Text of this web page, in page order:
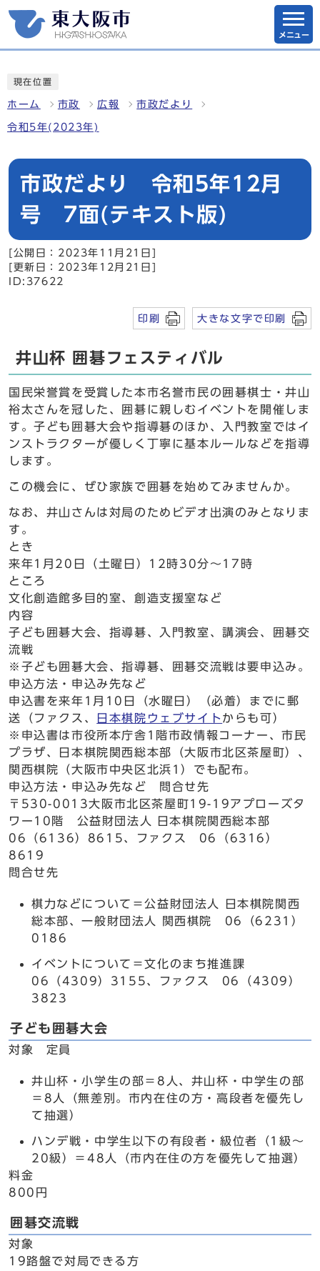
メニュー
現在位置
ホーム 市政 広報 市政だより
令和5年(2023年)
市政だより 令和5年12月
号 7面(テキスト版)
[公開日：2023年11月21日]
[更新日：2023年12月21日]
ID:37622
印刷 大きな文字で印刷
井山杯 囲碁フェスティバル
国民栄誉賞を受賞した本市名誉市民の囲碁棋士・井山
裕太さんを冠した、囲碁に親しむイベントを開催しま
す。子ども囲碁大会や指導碁のほか、入門教室ではイ
ンストラクターが優しく丁寧に基本ルールなどを指導
します。
この機会に、ぜひ家族で囲碁を始めてみませんか。
なお、井山さんは対局のためビデオ出演のみとなりま
す。
とき
来年1月20日（土曜日）12時30分～17時
ところ
文化創造館多目的室、創造支援室など
内容
子ども囲碁大会、指導碁、入門教室、講演会、囲碁交
流戦
※子ども囲碁大会、指導碁、囲碁交流戦は要申込み。
申込方法・申込み先など
申込書を来年1月10日（水曜日）（必着）までに郵
送（ファクス、
日本棋院ウェブサイト からも可）
※申込書は市役所本庁舎1階市政情報コーナー、市民
プラザ、日本棋院関西総本部（大阪市北区茶屋町）、
関西棋院（大阪市中央区北浜1）でも配布。
申込方法・申込み先など 問合せ先
〒530-0013大阪市北区茶屋町19-19アプローズタ
ワー10階 公益財団法人 日本棋院関西総本部
06（6136）8615、ファクス 06（6316）
8619
問合せ先
棋力などについて＝公益財団法人 日本棋院関西
総本部、一般財団法人 関西棋院 06（6231）
0186
イベントについて＝文化のまち推進課
06（4309）3155、ファクス 06（4309）
3823
子ども囲碁大会
対象 定員
井山杯・小学生の部＝8人、井山杯・中学生の部
＝8人（無差別。市内在住の方・高段者を優先し
て抽選）
ハンデ戦・中学生以下の有段者・級位者（1級～
20級）＝48人（市内在住の方を優先して抽選）
料金
800円
囲碁交流戦
対象
19路盤で対局できる方